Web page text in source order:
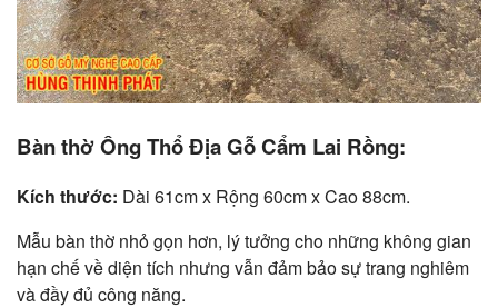
Bàn thờ Ông Thổ Địa Gỗ Cẩm Lai Rồng:
Kích thước: Dài 61cm x Rộng 60cm x Cao 88cm.
Mẫu bàn thờ nhỏ gọn hơn, lý tưởng cho những không gian
hạn chế về diện tích nhưng vẫn đảm bảo sự trang nghiêm
và đầy đủ công năng.